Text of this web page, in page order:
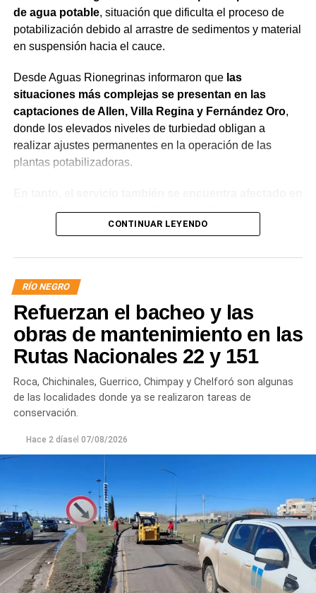
de agua potable, situación que dificulta el proceso de
potabilización debido al arrastre de sedimentos y material
en suspensión hacia el cauce.
Desde Aguas Rionegrinas informaron que las
situaciones más complejas se presentan en las
captaciones de Allen, Villa Regina y Fernández Oro,
donde los elevados niveles de turbiedad obligan a
realizar ajustes permanentes en la operación de las
plantas potabilizadoras.
General Roca, Cipolletti y Balsa Las Perlas,
localidades donde podrían registrarse bajas de
trabaja para sostener la producción de agua potable.
Por otra parte, en Gral. E. Godoy se registran valores de
turbiedad cercanos a 80 NTU, mientras que en
Chichinales rondan los 10 NTU. En ambos casos, las
plantas continúan funcionando con monitoreo
permanente.
Los equipos técnicos de Aguas Rionegrinas mantienen
un seguimiento constante de la evolución de la turbiedad
con las condiciones que presenta el río.
CONTINUAR LEYENDO
RÍO NEGRO
Refuerzan el bacheo y las
obras de mantenimiento en las
Rutas Nacionales 22 y 151
Roca, Chichinales, Guerrico, Chimpay y Chelforó son algunas
de las localidades donde ya se realizaron tareas de
conservación.
Hace 2 díasel 07/08/2026